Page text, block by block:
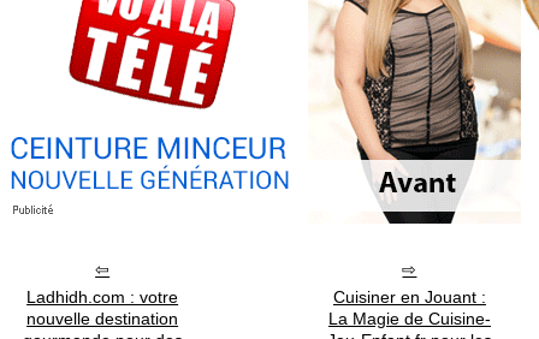
Ladhidh.com : votre
nouvelle destination
Cuisiner en Jouant :
La Magie de Cuisine-